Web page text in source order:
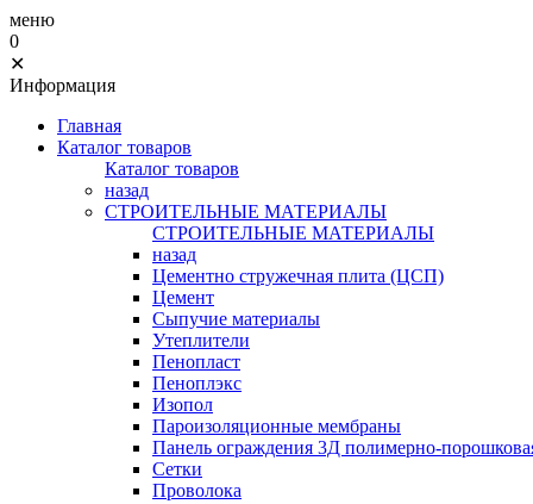
меню
0
✕
Информация
Главная
Каталог товаров
Каталог товаров
назад
СТРОИТЕЛЬНЫЕ МАТЕРИАЛЫ
СТРОИТЕЛЬНЫЕ МАТЕРИАЛЫ
назад
Цементно стружечная плита (ЦСП)
Цемент
Сыпучие материалы
Утеплители
Пенопласт
Пеноплэкс
Изопол
Пароизоляционные мембраны
Панель ограждения 3Д полимерно-
Сетки
Проволока